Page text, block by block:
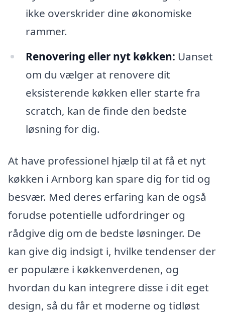
ikke overskrider dine økonomiske
rammer.
Renovering eller nyt køkken: Uanset
om du vælger at renovere dit
eksisterende køkken eller starte fra
scratch, kan de finde den bedste
løsning for dig.
At have professionel hjælp til at få et nyt
køkken i Arnborg kan spare dig for tid og
besvær. Med deres erfaring kan de også
forudse potentielle udfordringer og
rådgive dig om de bedste løsninger. De
kan give dig indsigt i, hvilke tendenser der
er populære i køkkenverdenen, og
hvordan du kan integrere disse i dit eget
design, så du får et moderne og tidløst